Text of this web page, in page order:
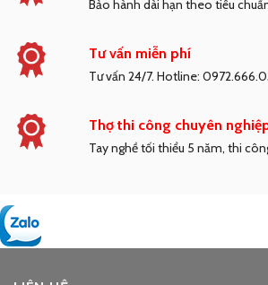
Bảo hành dài hạn theo tiêu
Tư vấn miễn phí
Tư vấn 24/7. Hotline:
Thợ thi công chuyên
Tay nghề tối thiểu 5 năm, thi